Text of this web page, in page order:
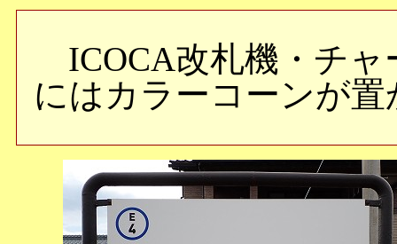
ICOCA改札機・チャ
にはカラーコーンが